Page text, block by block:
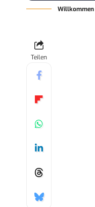
Willkommen
Teilen